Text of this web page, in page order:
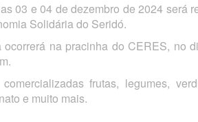
03 e 04 de dezembro de 2024 será
Solidária do Seridó.
ocorrerá na pracinha do CERES, no
comercializadas frutas, legumes,
e muito mais.